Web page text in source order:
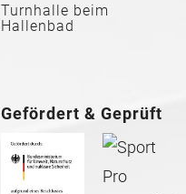
Turnhalle beim
Hallenbad
Gefördert & Geprüft